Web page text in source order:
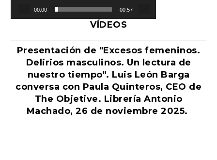
00:00 00:57
VÍDEOS
Presentación de "Excesos femeninos.
Delirios masculinos. Un lectura de
nuestro tiempo". Luis León Barga
conversa con Paula Quinteros, CEO de
The Objetive. Librería Antonio
Machado, 26 de noviembre 2025.